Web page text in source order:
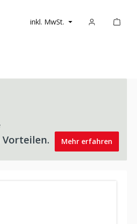
inkl. MwSt.
Mehr erfahren